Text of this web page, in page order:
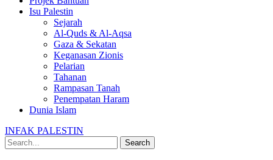
Isu Palestin
Sejarah
Al-Quds & Al-Aqsa
Gaza & Sekatan
Keganasan Zionis
Pelarian
Tahanan
Rampasan Tanah
Penempatan Haram
Dunia Islam
INFAK PALESTIN
Search